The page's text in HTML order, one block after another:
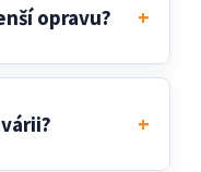
opravu?